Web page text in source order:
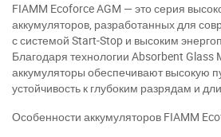
FIAMM Ecoforce AGM — это серия
аккумуляторов, разработанных для
с системой Start-Stop и высоким
Благодаря технологии Absorbent Glass
аккумуляторы обеспечивают высокую
устойчивость к глубоким разрядам и
Особенности аккумуляторов FIAMM